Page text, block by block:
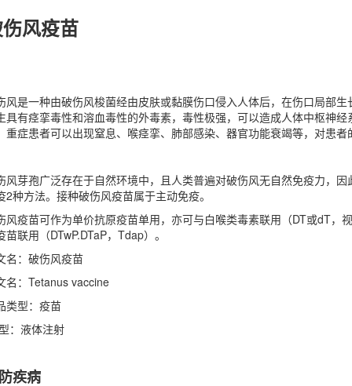
风疫苗
风是一种由破伤风梭菌经由皮肤或黏膜伤口侵入人体后，在伤口局部
具有痉挛毒性和溶血毒性的外毒素，毒性极强，可以造成人体中枢神
重症患者可以出现窒息、喉痉挛、肺部感染、器官功能衰竭等，对患
风芽孢广泛存在于自然环境中，且人类普遍对破伤风无自然免疫力，
2种方法。接种破伤风疫苗属于主动免疫。
风疫苗可作为单价抗原疫苗单用，亦可与白喉类毒素联用（DT或dT
苗联用（DTwP.DTaP，Tdap）。
名：破伤风疫苗
名：Tetanus vaccine
类型：疫苗
：液体注射
疾病